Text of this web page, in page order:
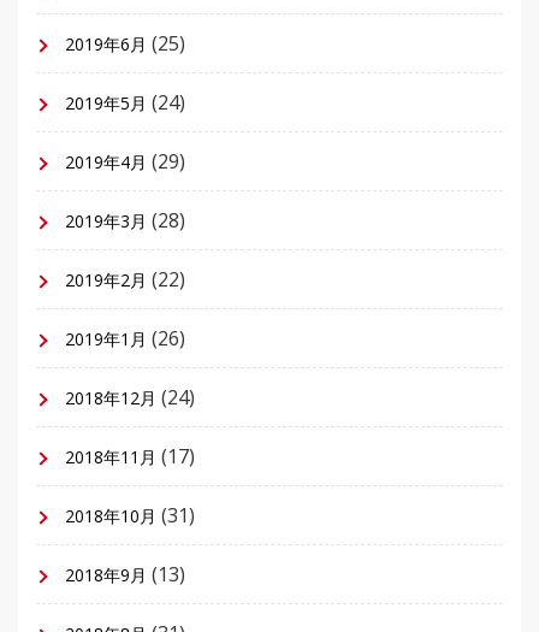
2019年6月 (25)
2019年5月 (24)
2019年4月 (29)
2019年3月 (28)
2019年2月 (22)
2019年1月 (26)
2018年12月 (24)
2018年11月 (17)
2018年10月 (31)
2018年9月 (13)